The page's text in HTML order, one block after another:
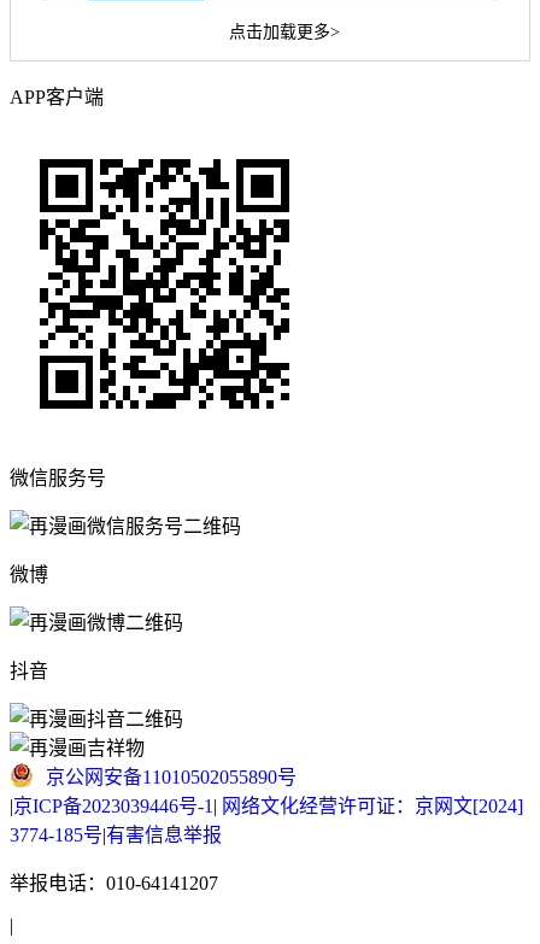
点击加载更多>
APP客户端
微信服务号
微博
抖音
京公网安备11010502055890号
|京ICP备2023039446号-1 | 网络文化经营许可证：京网文[2024]
3774-185号|有害信息举报
举报电话：010-64141207
|